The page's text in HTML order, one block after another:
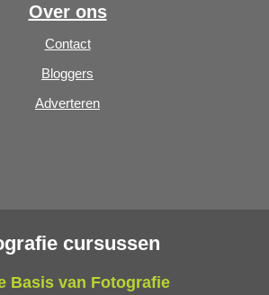
Over ons
Contact
Bloggers
Adverteren
cursussen
Basis van Fotografie